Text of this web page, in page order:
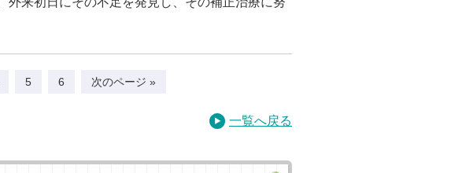
5 6 次のページ »
一覧へ戻る